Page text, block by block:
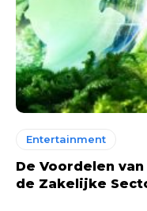
Entertainment
De Voordelen
de Zakelijke